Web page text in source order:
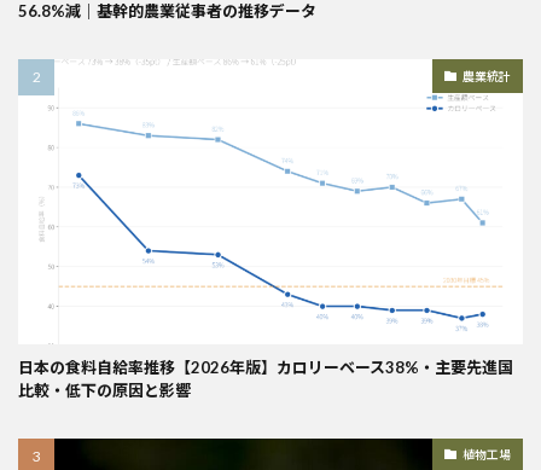
56.8%減｜基幹的農業従事者の推移データ
農業統計
日本の食料自給率推移【2026年版】カロリーベース38%・主要先進国
比較・低下の原因と影響
植物工場